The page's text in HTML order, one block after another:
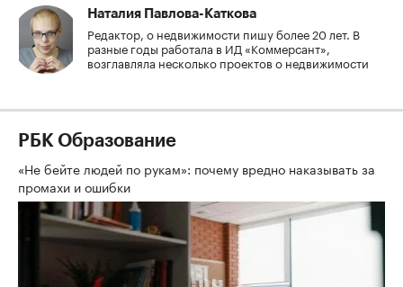
Наталия Павлова-Каткова
Редактор, о недвижимости пишу более 20 лет. В
разные годы работала в ИД «Коммерсант»,
возглавляла несколько проектов о недвижимости
РБК Образование
«Не бейте людей по рукам»: почему вредно наказывать за
промахи и ошибки